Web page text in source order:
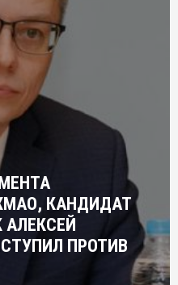
КАНДИДАТ
ПРОТИВ